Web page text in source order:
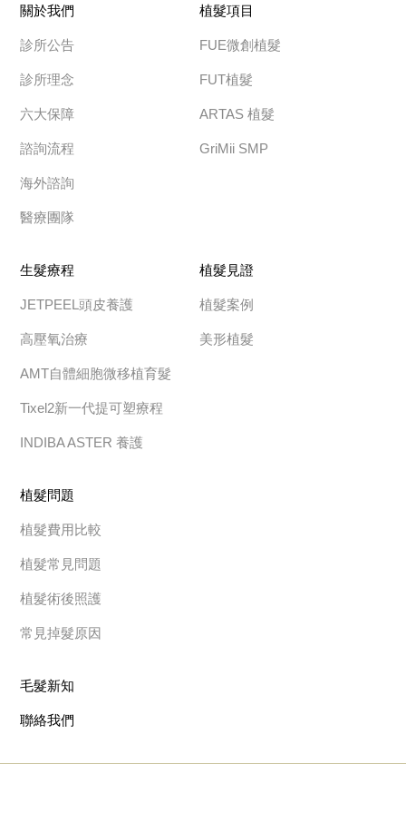
關於我們
診所公告
診所理念
六大保障
諮詢流程
海外諮詢
醫療團隊
植髮項目
FUE微創植髮
FUT植髮
ARTAS 植髮
GriMii SMP
生髮療程
JETPEEL頭皮養護
高壓氧治療
AMT自體細胞微移植育髮
Tixel2新一代提可塑療程
INDIBA ASTER 養護
植髮見證
植髮案例
美形植髮
植髮問題
植髮費用比較
植髮常見問題
植髮術後照護
常見掉髮原因
毛髮新知
聯絡我們